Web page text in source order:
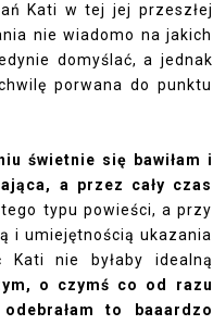
Kati w tej jej przeszłej
nie wiadomo na jakich
domyślać, a jednak
porwana do punktu
świetnie się bawiłam i
a przez cały czas
typu powieści, a przy
i umiejętnością ukazania
nie byłaby idealną
o czymś co od razu
to baaardzo